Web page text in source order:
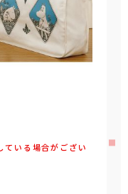
ている場合がござい